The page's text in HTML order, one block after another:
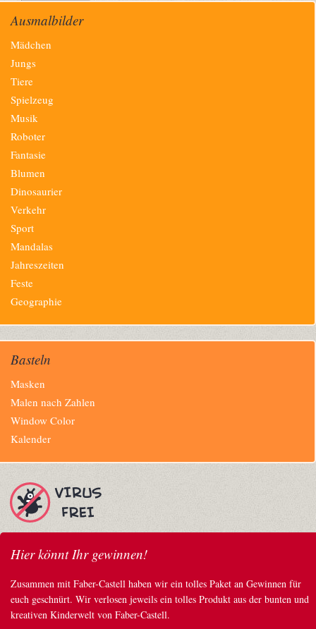
Ausmalbilder
Navigation
überspringen
Mädchen
Jungs
Tiere
Spielzeug
Musik
Roboter
Fantasie
Blumen
Dinosaurier
Verkehr
Sport
Mandalas
Jahreszeiten
Feste
Geographie
Basteln
Navigation
überspringen
Masken
Malen nach Zahlen
Window Color
Kalender
Hier könnt Ihr gewinnen!
Zusammen mit Faber-Castell haben wir ein tolles Paket an Gewinnen für
euch geschnürt. Wir verlosen jeweils ein tolles Produkt aus der bunten und
kreativen Kinderwelt von Faber-Castell.